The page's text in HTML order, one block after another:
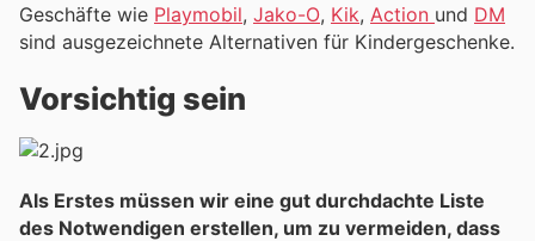
Geschäfte wie Playmobil, Jako-O, Kik, Action und DM
sind ausgezeichnete Alternativen für Kindergeschenke.
Vorsichtig sein
Als Erstes müssen wir eine gut durchdachte Liste
des Notwendigen erstellen, um zu vermeiden, dass